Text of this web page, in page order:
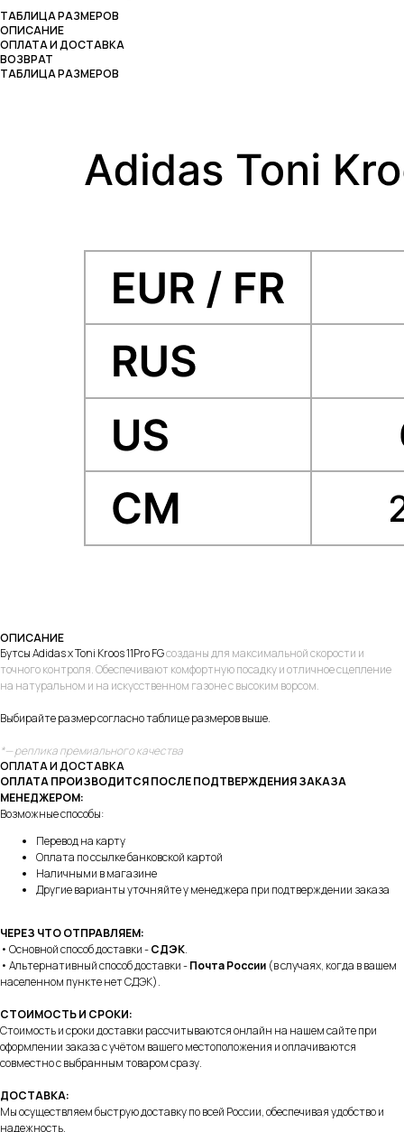
ТАБЛИЦА РАЗМЕРОВ
ОПИСАНИЕ
ОПЛАТА И ДОСТАВКА
ВОЗВРАТ
ТАБЛИЦА РАЗМЕРОВ
ОПИСАНИЕ
Бутсы Adidas x Toni Kroos 11Pro FGсозданы для максимальной скорости и
точного контроля. Обеспечивают комфортную посадку и отличное сцепление
на натуральном и на искусственном газоне с высоким ворсом.
Выбирайте размер согласно таблице размеров выше.
*— реплика премиального качества
ОПЛАТА И ДОСТАВКА
ОПЛАТА ПРОИЗВОДИТСЯ ПОСЛЕ ПОДТВЕРЖДЕНИЯ ЗАКАЗА
МЕНЕДЖЕРОМ:
Возможные способы:
Перевод на карту
Оплата по ссылке банковской картой
Наличными в магазине
Другие варианты уточняйте у менеджера при подтверждении заказа
ЧЕРЕЗ ЧТО ОТПРАВЛЯЕМ:
• Основной способ доставки -СДЭК.
• Альтернативный способ доставки -Почта России (в случаях, когда в вашем
населенном пункте нет СДЭК).
СТОИМОСТЬ И СРОКИ:
Стоимость и сроки доставки рассчитываются онлайн на нашем сайте при
оформлении заказа с учётом вашего местоположения и оплачиваются
совместно с выбранным товаром сразу.
ДОСТАВКА:
Мы осуществляем быструю доставку по всей России, обеспечивая удобство и
надежность.